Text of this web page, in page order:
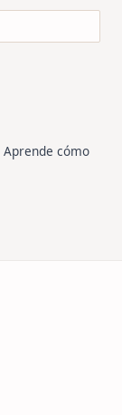
Aprende cómo